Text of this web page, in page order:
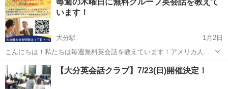
ようになりたい！ 留学したい！ など ネイティブのアメリカ人の先生
だからこそわかる英...
毎週の木曜日に無料グループ英会話を教えて
います！
大分駅
1月2日
こんにちは！私たちは毎週無料英会話を教えています！アメリカ人か
ら英会話を学びませんか？ 挨拶とか日々の会話とか何でもについて習
うことができます！ 対面で教えているですけど、したければ私たちが
ZOOMでもできます。 興味...
大分 大分市 大分駅 英会話 無料
【大分英会話クラブ】7/23(日)開催決定！